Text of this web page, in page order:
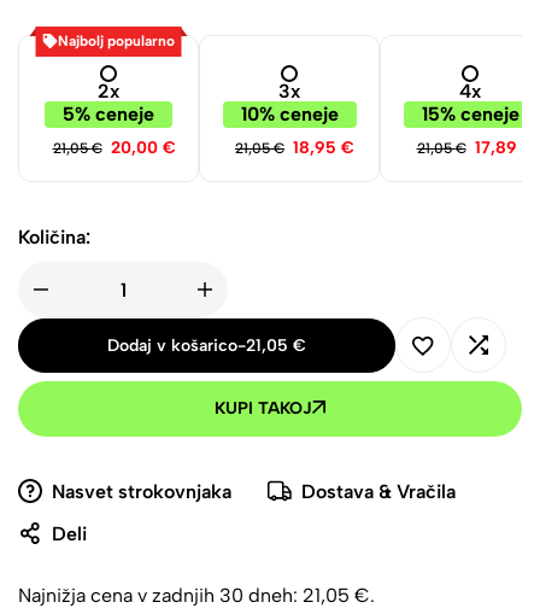
Najbolj popularno
2x
5% ceneje
21,05€ 20,00 €
3x
10% ceneje
21,05€ 18,95 €
4x
15% ceneje
21,05€ 17,89
Količina:
Dodaj v košarico-21,05 €
KUPI TAKOJ
Nasvet strokovnjaka
Dostava & Vračila
Deli
Najnižja cena v zadnjih 30 dneh: 21,05 €.